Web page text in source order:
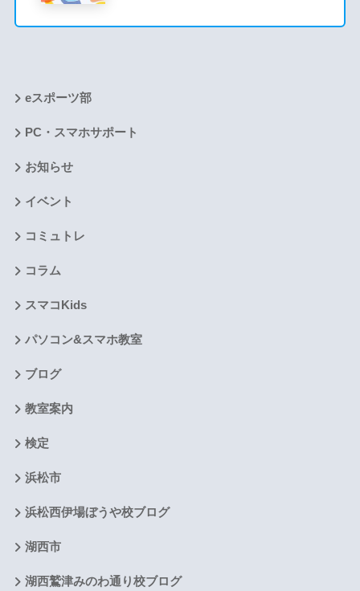
eスポーツ部
PC・スマホサポート
お知らせ
イベント
コミュトレ
コラム
スマコKids
パソコン&スマホ教室
ブログ
教室案内
検定
浜松市
浜松西伊場ぼうや校ブログ
湖西市
湖西鷲津みのわ通り校ブログ